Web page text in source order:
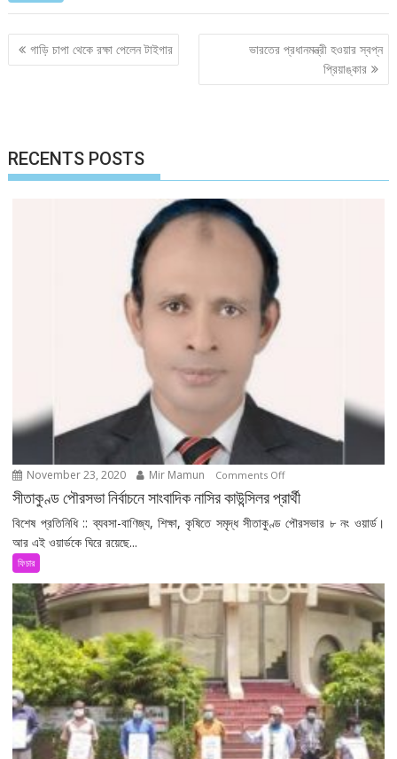
Post
navigation
গাড়ি চাপা থেকে রক্ষা পেলেন টাইগার
ভারতের প্রধানমন্ত্রী হওয়ার স্বপ্ন
প্রিয়াঙ্কার
RECENTS POSTS
November 23, 2020 Mir Mamun Comments Offon
সীতাকুণ্ড
কাউন্সিলর
সীতাকুণ্ড পৌরসভা নির্বাচনে সাংবাদিক নাসির কাউন্সিলর প্রার্থী
বিশেষ প্রতিনিধি :: ব্যবসা-বাণিজ্য, শিক্ষা, কৃষিতে সমৃদ্ধ সীতাকুণ্ড পৌরসভার ৮ নং ওয়ার্ড।
আর এই ওয়ার্ডকে ঘিরে রয়েছে...
ফিচার